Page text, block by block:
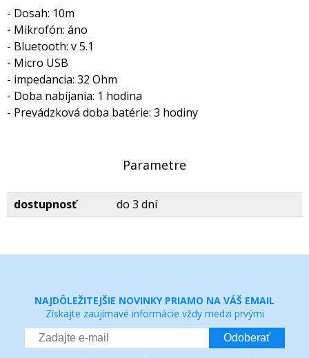
- Dosah: 10m
- Mikrofón: áno
- Bluetooth: v 5.1
- Micro USB
- impedancia: 32 Ohm
- Doba nabíjania: 1 hodina
- Prevádzková doba batérie: 3 hodiny
Parametre
dostupnosť do 3 dní
NAJDÔLEŽITEJŠIE NOVINKY PRIAMO NA VÁŠ EMAIL
Získajte zaujímavé informácie vždy medzi prvými
Odoberať